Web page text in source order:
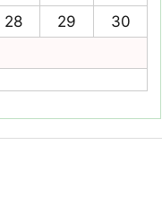
28 29
30